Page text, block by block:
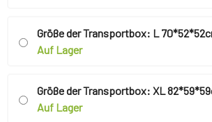
Größe der Transportbox: L
Auf Lager
Größe der Transportbox: XL
Auf Lager